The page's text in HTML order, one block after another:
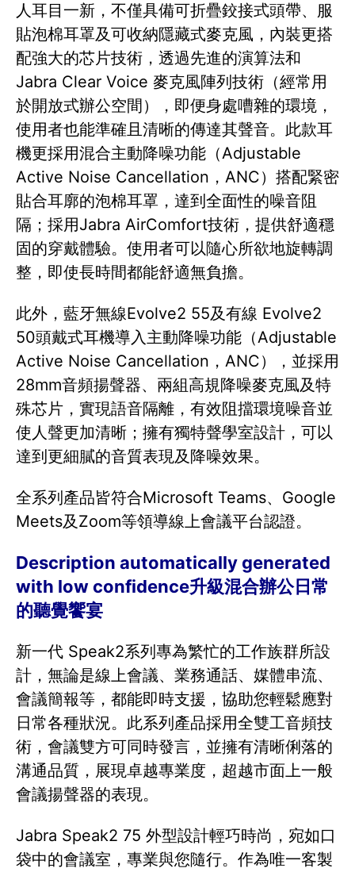
人耳目一新，不僅具備可折疊鉸接式頭帶、服
貼泡棉耳罩及可收納隱藏式麥克風，內裝更搭
配強大的芯片技術，透過先進的演算法和
Jabra Clear Voice 麥克風陣列技術（經常用
於開放式辦公空間），即便身處嘈雜的環境，
使用者也能準確且清晰的傳達其聲音。此款耳
機更採用混合主動降噪功能（Adjustable
Active Noise Cancellation，ANC）搭配緊密
貼合耳廓的泡棉耳罩，達到全面性的噪音阻
隔；採用Jabra AirComfort技術，提供舒適穩
固的穿戴體驗。使用者可以隨心所欲地旋轉調
整，即使長時間都能舒適無負擔。
此外，藍牙無線Evolve2 55及有線 Evolve2
50頭戴式耳機導入主動降噪功能（Adjustable
Active Noise Cancellation，ANC），並採用
28mm音頻揚聲器、兩組高規降噪麥克風及特
殊芯片，實現語音隔離，有效阻擋環境噪音並
使人聲更加清晰；擁有獨特聲學室設計，可以
達到更細膩的音質表現及降噪效果。
全系列產品皆符合Microsoft Teams、Google
Meets及Zoom等領導線上會議平台認證。
Description automatically generated
with low confidence升級混合辦公日常
的聽覺饗宴
新一代 Speak2系列專為繁忙的工作族群所設
計，無論是線上會議、業務通話、媒體串流、
會議簡報等，都能即時支援，協助您輕鬆應對
日常各種狀況。此系列產品採用全雙工音頻技
術，會議雙方可同時發言，並擁有清晰俐落的
溝通品質，展現卓越專業度，超越市面上一般
會議揚聲器的表現。
Jabra Speak2 75 外型設計輕巧時尚，宛如口
袋中的會議室，專業與您隨行。作為唯一客製